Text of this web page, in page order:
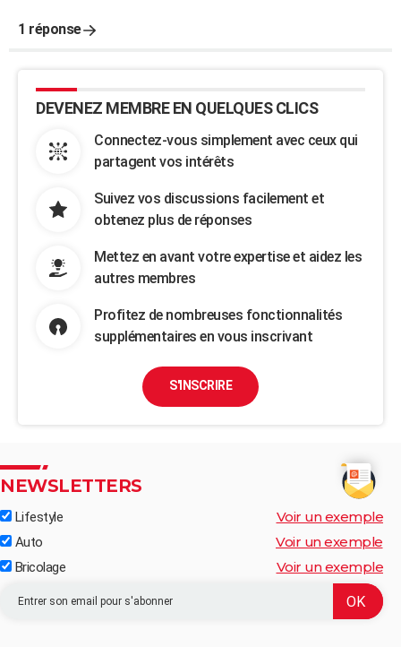
1 réponse
DEVENEZ MEMBRE EN QUELQUES CLICS
Connectez-vous simplement avec ceux qui
partagent vos intérêts
Suivez vos discussions facilement et
obtenez plus de réponses
Mettez en avant votre expertise et aidez les
autres membres
Profitez de nombreuses fonctionnalités
supplémentaires en vous inscrivant
S'INSCRIRE
NEWSLETTERS
Lifestyle Voir un exemple
Auto Voir un exemple
Bricolage Voir un exemple